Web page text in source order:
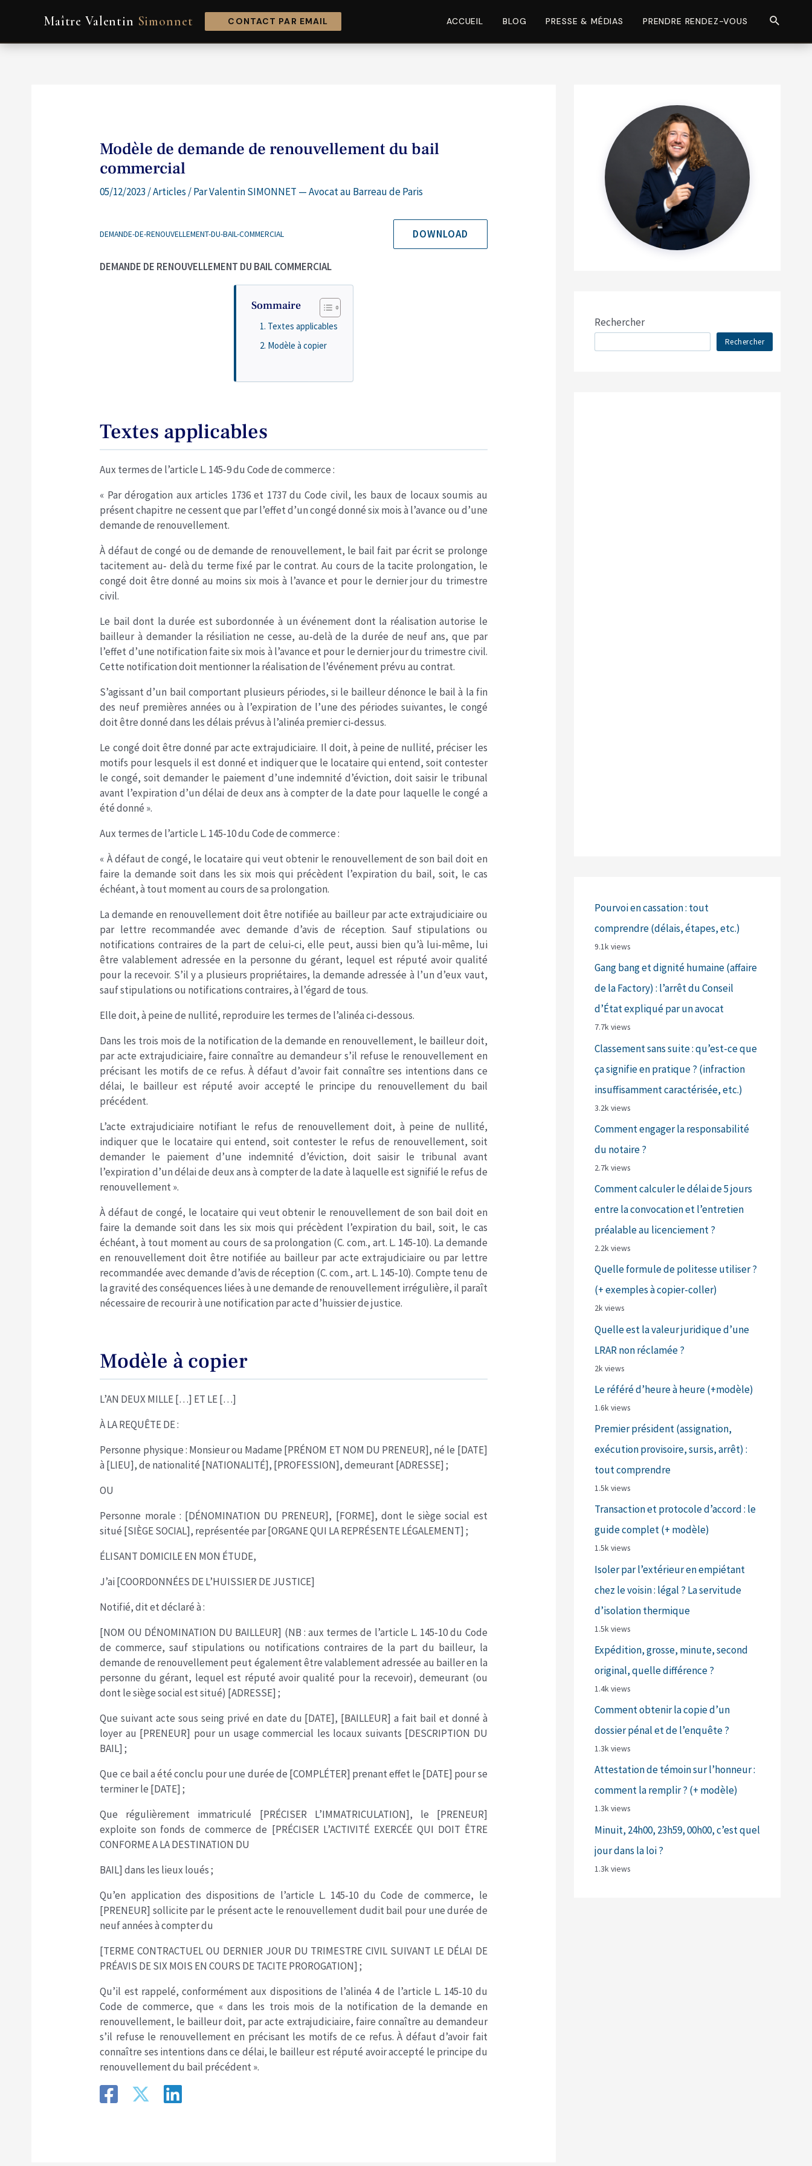
Maître Valentin Simonnet CONTACT PAR EMAIL ACCUEIL BLOG PRESSE & MÉDIAS PRENDRE RENDEZ-VOUS
Modèle de demande de renouvellement du bail
commercial
05/12/2023 /Articles / ParValentin SIMONNET — Avocat au Barreau de Paris
DEMANDE-DE-RENOUVELLEMENT-DU-BAIL-COMMERCIAL DOWNLOAD
DEMANDE DE RENOUVELLEMENT DU BAIL COMMERCIAL
Sommaire
Textes applicables
Modèle à copier
Textes applicables
Aux termes de l’article L. 145‐9 du Code de commerce :
« Par dérogation aux articles 1736 et 1737 du Code civil, les baux de locaux soumis au
présent chapitre ne cessent que par l’effet d’un congé donné six mois à l’avance ou d’une
demande de renouvellement.
À défaut de congé ou de demande de renouvellement, le bail fait par écrit se prolonge
tacitement au‐ delà du terme fixé par le contrat. Au cours de la tacite prolongation, le
congé doit être donné au moins six mois à l’avance et pour le dernier jour du trimestre
civil.
Le bail dont la durée est subordonnée à un événement dont la réalisation autorise le
bailleur à demander la résiliation ne cesse, au‐delà de la durée de neuf ans, que par
l’effet d’une notification faite six mois à l’avance et pour le dernier jour du trimestre civil.
Cette notification doit mentionner la réalisation de l’événement prévu au contrat.
S’agissant d’un bail comportant plusieurs périodes, si le bailleur dénonce le bail à la fin
des neuf premières années ou à l’expiration de l’une des périodes suivantes, le congé
doit être donné dans les délais prévus à l’alinéa premier ci‐dessus.
Le congé doit être donné par acte extrajudiciaire. Il doit, à peine de nullité, préciser les
motifs pour lesquels il est donné et indiquer que le locataire qui entend, soit contester
le congé, soit demander le paiement d’une indemnité d’éviction, doit saisir le tribunal
avant l’expiration d’un délai de deux ans à compter de la date pour laquelle le congé a
été donné ».
Aux termes de l’article L. 145‐10 du Code de commerce :
« À défaut de congé, le locataire qui veut obtenir le renouvellement de son bail doit en
faire la demande soit dans les six mois qui précèdent l’expiration du bail, soit, le cas
échéant, à tout moment au cours de sa prolongation.
La demande en renouvellement doit être notifiée au bailleur par acte extrajudiciaire ou
par lettre recommandée avec demande d’avis de réception. Sauf stipulations ou
notifications contraires de la part de celui‐ci, elle peut, aussi bien qu’à lui‐même, lui
être valablement adressée en la personne du gérant, lequel est réputé avoir qualité
pour la recevoir. S’il y a plusieurs propriétaires, la demande adressée à l’un d’eux vaut,
sauf stipulations ou notifications contraires, à l’égard de tous.
Elle doit, à peine de nullité, reproduire les termes de l’alinéa ci‐dessous.
Dans les trois mois de la notification de la demande en renouvellement, le bailleur doit,
par acte extrajudiciaire, faire connaître au demandeur s’il refuse le renouvellement en
précisant les motifs de ce refus. À défaut d’avoir fait connaître ses intentions dans ce
délai, le bailleur est réputé avoir accepté le principe du renouvellement du bail
précédent.
L’acte extrajudiciaire notifiant le refus de renouvellement doit, à peine de nullité,
indiquer que le locataire qui entend, soit contester le refus de renouvellement, soit
demander le paiement d’une indemnité d’éviction, doit saisir le tribunal avant
l’expiration d’un délai de deux ans à compter de la date à laquelle est signifié le refus de
renouvellement ».
À défaut de congé, le locataire qui veut obtenir le renouvellement de son bail doit en
faire la demande soit dans les six mois qui précèdent l’expiration du bail, soit, le cas
échéant, à tout moment au cours de sa prolongation (C. com., art. L. 145‐10). La demande
en renouvellement doit être notifiée au bailleur par acte extrajudiciaire ou par lettre
recommandée avec demande d’avis de réception (C. com., art. L. 145‐10). Compte tenu de
la gravité des conséquences liées à une demande de renouvellement irrégulière, il paraît
nécessaire de recourir à une notification par acte d’huissier de justice.
Modèle à copier
L’AN DEUX MILLE […] ET LE […]
À LA REQUÊTE DE :
Personne physique : Monsieur ou Madame [PRÉNOM ET NOM DU PRENEUR], né le [DATE]
à [LIEU], de nationalité [NATIONALITÉ], [PROFESSION], demeurant [ADRESSE] ;
OU
Personne morale : [DÉNOMINATION DU PRENEUR], [FORME], dont le siège social est
situé [SIÈGE SOCIAL], représentée par [ORGANE QUI LA REPRÉSENTE LÉGALEMENT] ;
ÉLISANT DOMICILE EN MON ÉTUDE,
J’ai [COORDONNÉES DE L’HUISSIER DE JUSTICE]
Notifié, dit et déclaré à :
[NOM OU DÉNOMINATION DU BAILLEUR] (NB : aux termes de l’article L. 145‐10 du Code
de commerce, sauf stipulations ou notifications contraires de la part du bailleur, la
demande de renouvellement peut également être valablement adressée au bailler en la
personne du gérant, lequel est réputé avoir qualité pour la recevoir), demeurant (ou
dont le siège social est situé) [ADRESSE] ;
Que suivant acte sous seing privé en date du [DATE], [BAILLEUR] a fait bail et donné à
loyer au [PRENEUR] pour un usage commercial les locaux suivants [DESCRIPTION DU
BAIL] ;
Que ce bail a été conclu pour une durée de [COMPLÉTER] prenant effet le [DATE] pour se
terminer le [DATE] ;
Que régulièrement immatriculé [PRÉCISER L’IMMATRICULATION], le [PRENEUR]
exploite son fonds de commerce de [PRÉCISER L’ACTIVITÉ EXERCÉE QUI DOIT ÊTRE
CONFORME A LA DESTINATION DU
BAIL] dans les lieux loués ;
Qu’en application des dispositions de l’article L. 145‐10 du Code de commerce, le
[PRENEUR] sollicite par le présent acte le renouvellement dudit bail pour une durée de
neuf années à compter du
[TERME CONTRACTUEL OU DERNIER JOUR DU TRIMESTRE CIVIL SUIVANT LE DÉLAI DE
PRÉAVIS DE SIX MOIS EN COURS DE TACITE PROROGATION] ;
Qu’il est rappelé, conformément aux dispositions de l’alinéa 4 de l’article L. 145‐10 du
Code de commerce, que « dans les trois mois de la notification de la demande en
renouvellement, le bailleur doit, par acte extrajudiciaire, faire connaître au demandeur
s’il refuse le renouvellement en précisant les motifs de ce refus. À défaut d’avoir fait
connaître ses intentions dans ce délai, le bailleur est réputé avoir accepté le principe du
renouvellement du bail précédent ».
de
Rechercher
Rechercher
Pourvoi en cassation : tout
comprendre (délais, étapes, etc.)
9.1k views
Gang bang et dignité humaine (affaire
de la Factory) : l’arrêt du Conseil
d’État expliqué par un avocat
7.7k views
Classement sans suite : qu’est-ce que
ça signifie en pratique ? (infraction
insuffisamment caractérisée, etc.)
3.2k views
Comment engager la responsabilité
du notaire ?
2.7k views
Comment calculer le délai de 5 jours
entre la convocation et l’entretien
préalable au licenciement ?
2.2k views
Quelle formule de politesse utiliser ?
(+ exemples à copier-coller)
2k views
Quelle est la valeur juridique d’une
LRAR non réclamée ?
2k views
Le référé d’heure à heure (+modèle)
1.6k views
Premier président (assignation,
exécution provisoire, sursis, arrêt) :
tout comprendre
1.5k views
Transaction et protocole d’accord : le
guide complet (+ modèle)
1.5k views
Isoler par l’extérieur en empiétant
chez le voisin : légal ? La servitude
d’isolation thermique
1.5k views
Expédition, grosse, minute, second
original, quelle différence ?
1.4k views
Comment obtenir la copie d’un
dossier pénal et de l’enquête ?
1.3k views
Attestation de témoin sur l’honneur :
comment la remplir ? (+ modèle)
1.3k views
Minuit, 24h00, 23h59, 00h00, c’est quel
jour dans la loi ?
1.3k views